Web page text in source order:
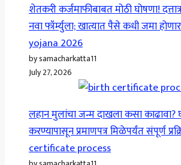
शेतकरी कर्जमाफीबाबत मोठी घोषणा!
नवा फॉर्म्युला; खात्यात पैसे कधी जमा
yojana 2026
by samacharkatta11
July 27, 2026
लहान मुलांचा जन्म दाखला कसा काढावा?
करण्यापासून प्रमाणपत्र मिळेपर्यंत संपूर्ण
certificate process